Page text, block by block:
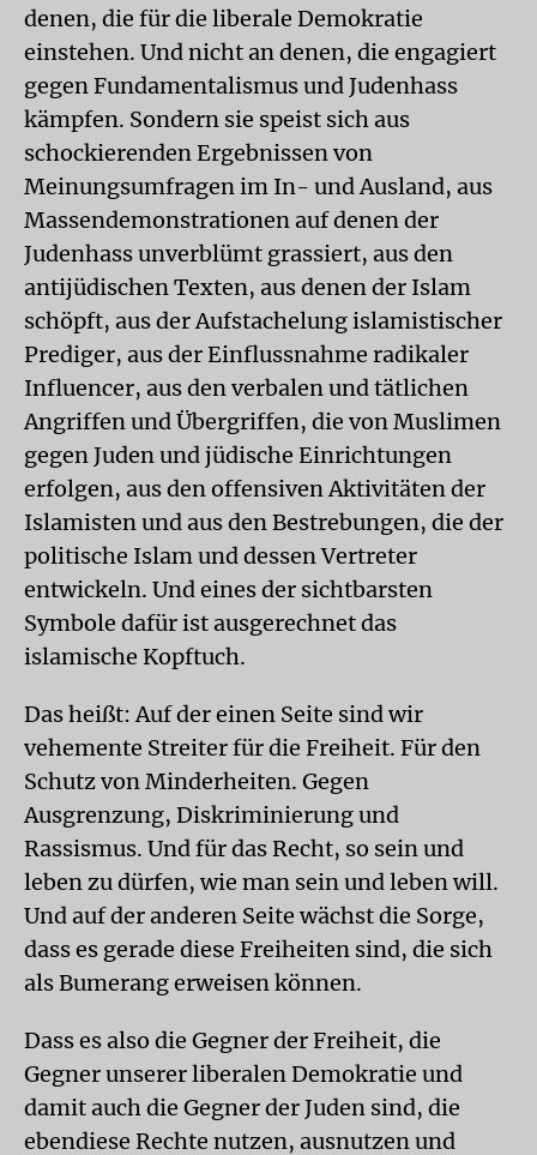
denen, die für die liberale Demokratie
einstehen. Und nicht an denen, die engagiert
gegen Fundamentalismus und Judenhass
kämpfen. Sondern sie speist sich aus
schockierenden Ergebnissen von
Meinungsumfragen im In- und Ausland, aus
Massendemonstrationen auf denen der
Judenhass unverblümt grassiert, aus den
antijüdischen Texten, aus denen der Islam
schöpft, aus der Aufstachelung islamistischer
Prediger, aus der Einflussnahme radikaler
Influencer, aus den verbalen und tätlichen
Angriffen und Übergriffen, die von Muslimen
gegen Juden und jüdische Einrichtungen
erfolgen, aus den offensiven Aktivitäten der
Islamisten und aus den Bestrebungen, die der
politische Islam und dessen Vertreter
entwickeln. Und eines der sichtbarsten
Symbole dafür ist ausgerechnet das
islamische Kopftuch.
Das heißt: Auf der einen Seite sind wir
vehemente Streiter für die Freiheit. Für den
Schutz von Minderheiten. Gegen
Ausgrenzung, Diskriminierung und
Rassismus. Und für das Recht, so sein und
leben zu dürfen, wie man sein und leben will.
Und auf der anderen Seite wächst die Sorge,
dass es gerade diese Freiheiten sind, die sich
als Bumerang erweisen können.
Dass es also die Gegner der Freiheit, die
Gegner unserer liberalen Demokratie und
damit auch die Gegner der Juden sind, die
ebendiese Rechte nutzen, ausnutzen und